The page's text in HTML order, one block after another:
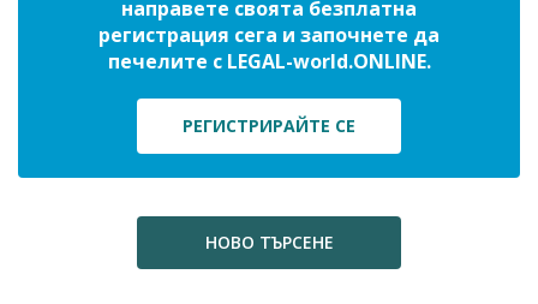
направете своята безплатна
регистрация сега и започнете да
печелите с LEGAL-world.ONLINE.
РЕГИСТРИРАЙТЕ СЕ
НОВО ТЪРСЕНЕ